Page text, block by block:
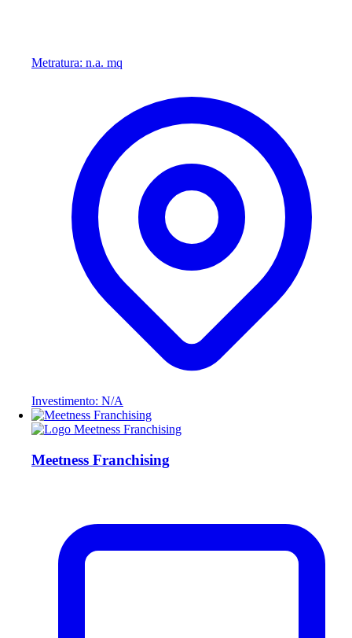
Metratura: n.a. mq
Investimento: N/A
Meetness Franchising